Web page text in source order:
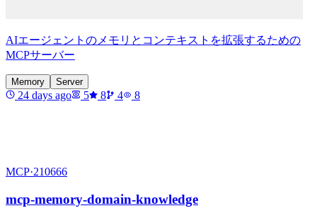
AIエージェントのメモリとコンテキストを拡張するための
MCPサーバー
Memory Server
24 days ago 5 8 4 8
MCP·210666
mcp-memory-domain-knowledge